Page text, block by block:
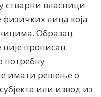
стварни власници
лица која
Образац
није прописан.
потребну
имати решење о
или извод из